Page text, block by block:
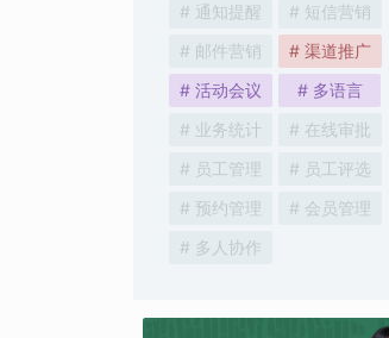
# 通知提醒
# 短信营销
# 邮件营销
# 渠道推广
# 活动会议
# 多语言
# 业务统计
# 在线审批
# 员工管理
# 员工评选
# 预约管理
# 会员管理
# 多人协作